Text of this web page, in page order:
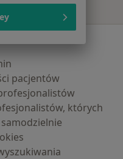
pacjentów
których